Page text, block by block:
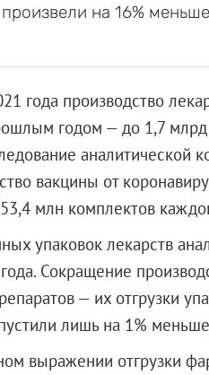
на 16%
года производство
годом — до 1,7
аналитической
вакцины от
млн комплектов
упаковок лекарств
Сокращение
— их отгрузки
лишь на 1%
выражении отгрузки